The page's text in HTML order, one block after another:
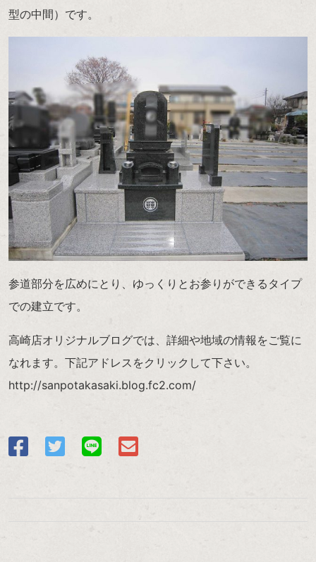
型の中間）です。
参道部分を広めにとり、ゆっくりとお参りができるタイプ
での建立です。
高崎店オリジナルブログでは、詳細や地域の情報をご覧に
なれます。下記アドレスをクリックして下さい。
http://sanpotakasaki.blog.fc2.com/